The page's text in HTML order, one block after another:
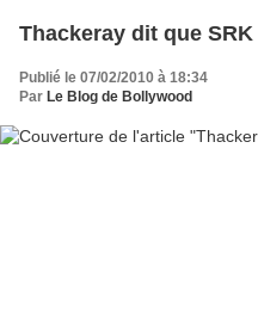
Thackeray dit que
Publié le 07/02/2010 à 18:34
Par Le Blog de Bollywood